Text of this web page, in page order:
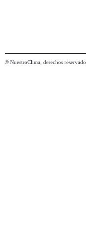
© NuestroClima, derechos